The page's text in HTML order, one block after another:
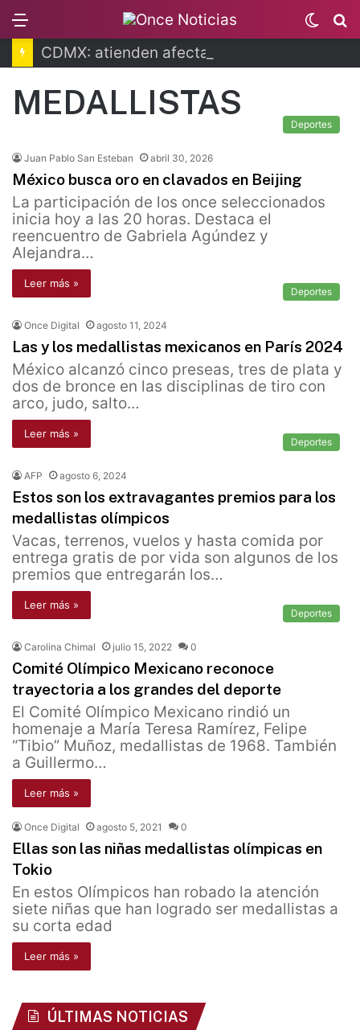
Switch
skin
MEDALLISTAS
Deportes
Juan Pablo San Esteban abril 30, 2026
México busca oro en clavados en Beijing
La participación de los once seleccionados
inicia hoy a las 20 horas. Destaca el
reencuentro de Gabriela Agúndez y
Alejandra…
Leer más »
Deportes
Once Digital agosto 11, 2024
Las y los medallistas mexicanos en París 2024
México alcanzó cinco preseas, tres de plata y
dos de bronce en las disciplinas de tiro con
arco, judo, salto…
Leer más »
Deportes
AFP agosto 6, 2024
Estos son los extravagantes premios para los
medallistas olímpicos
Vacas, terrenos, vuelos y hasta comida por
entrega gratis de por vida son algunos de los
premios que entregarán los…
Leer más »
Deportes
Carolina Chimal julio 15, 2022 0
Comité Olímpico Mexicano reconoce
trayectoria a los grandes del deporte
El Comité Olímpico Mexicano rindió un
homenaje a María Teresa Ramírez, Felipe
“Tibio” Muñoz, medallistas de 1968. También
a Guillermo…
Leer más »
Once Digital agosto 5, 2021 0
Ellas son las niñas medallistas olímpicas en
Tokio
En estos Olímpicos han robado la atención
siete niñas que han logrado ser medallistas a
su corta edad
Leer más »
ÚLTIMAS NOTICIAS